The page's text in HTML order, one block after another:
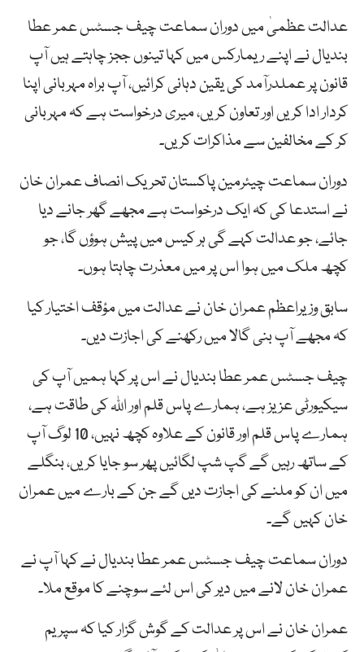
عدالت عظمیٰ میں دوران سماعت چیف جسٹس عمر عطا
بندیال نے اپنے ریمارکس میں کہا تینوں ججز چاہتے ہیں آپ
قانون پر عملدرآمد کی یقین دہانی کرائیں، آپ براہ مہربانی اپنا
کردار ادا کریں اور تعاون کریں، میری درخواست ہے کہ مہربانی
کر کے مخالفین سے مذاکرات کریں۔
دوران سماعت چیئرمین پاکستان تحریک انصاف عمران خان
نے استدعا کی کہ ایک درخواست ہے مجھے گھر جانے دیا
جائے، جو عدالت کہے گی ہر کیس میں پیش ہوؤں گا، جو
کچھ ملک میں ہوا اس پر میں معذرت چاہتا ہوں۔
سابق وزیراعظم عمران خان نے عدالت میں مؤقف اختیار کیا
کہ مجھے آپ بنی گالا میں رکھنے کی اجازت دیں۔
چیف جسٹس عمر عطا بندیال نے اس پر کہا ہمیں آپ کی
سیکیورٹی عزیز ہے، ہمارے پاس قلم اور اللہ کی طاقت ہے،
ہمارے پاس قلم اور قانون کے علاوہ کچھ نہیں، 10 لوگ آپ
کے ساتھ رہیں گے گپ شپ لگائیں پھر سو جایا کریں، بنگلے
میں ان کو ملنے کی اجازت دیں گے جن کے بارے میں عمران
خان کہیں گے۔
دوران سماعت چیف جسٹس عمر عطا بندیال نے کہا آپ نے
عمران خان لانے میں دیر کی اس لئے سوچنے کا موقع ملا۔
عمران خان نے اس پر عدالت کے گوش گزار کیا کہ سپریم